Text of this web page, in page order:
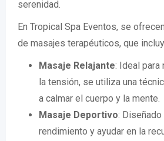
serenidad.
En Tropical Spa Eventos, se
de masajes terapéuticos, que
Masaje Relajante: Ideal
la tensión, se utiliza una
a calmar el cuerpo y la mente.
Masaje Deportivo: Diseñado
rendimiento y ayudar en la